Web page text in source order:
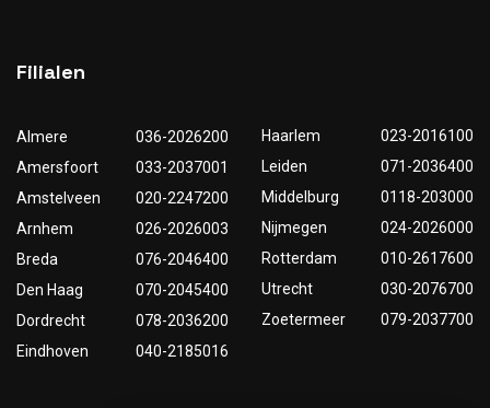
Filialen
Almere
036-2026200
Amersfoort
033-2037001
Amstelveen
020-2247200
Arnhem
026-2026003
Breda
076-2046400
Den Haag
070-2045400
Dordrecht
078-2036200
Eindhoven
040-2185016
Haarlem
023-2016100
Leiden
071-2036400
Middelburg
0118-203000
Nijmegen
024-2026000
Rotterdam
010-2617600
Utrecht
030-2076700
Zoetermeer
079-2037700